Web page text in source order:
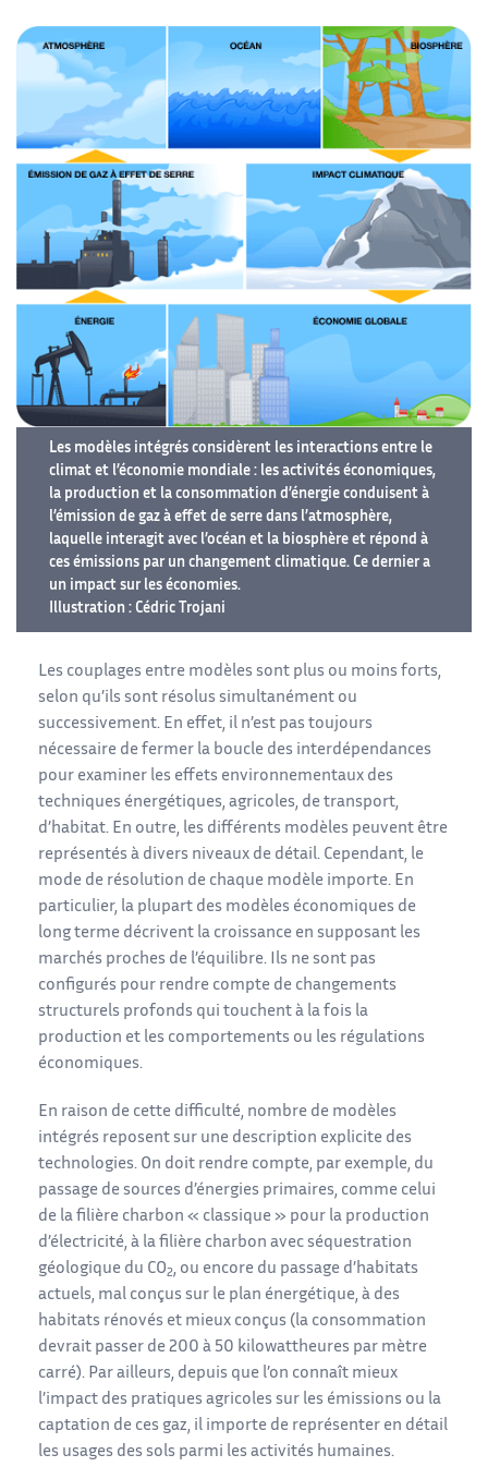
Les modèles intégrés considèrent les interactions entre le
climat et l’économie mondiale : les activités économiques,
la production et la consommation d’énergie conduisent à
l’émission de gaz à effet de serre dans l’atmosphère,
laquelle interagit avec l’océan et la biosphère et répond à
ces émissions par un changement climatique. Ce dernier a
un impact sur les économies.
Illustration : Cédric Trojani
Les couplages entre modèles sont plus ou moins forts,
selon qu’ils sont résolus simultanément ou
successivement. En effet, il n’est pas toujours
nécessaire de fermer la boucle des interdépendances
pour examiner les effets environnementaux des
techniques énergétiques, agricoles, de transport,
d’habitat. En outre, les différents modèles peuvent être
représentés à divers niveaux de détail. Cependant, le
mode de résolution de chaque modèle importe. En
particulier, la plupart des modèles économiques de
long terme décrivent la croissance en supposant les
marchés proches de l’équilibre. Ils ne sont pas
configurés pour rendre compte de changements
structurels profonds qui touchent à la fois la
production et les comportements ou les régulations
économiques.
En raison de cette difficulté, nombre de modèles
intégrés reposent sur une description explicite des
technologies. On doit rendre compte, par exemple, du
passage de sources d’énergies primaires, comme celui
de la filière charbon « classique » pour la production
d’électricité, à la filière charbon avec séquestration
géologique du CO2, ou encore du passage d’habitats
actuels, mal conçus sur le plan énergétique, à des
habitats rénovés et mieux conçus (la consommation
devrait passer de 200 à 50 kilowattheures par mètre
carré). Par ailleurs, depuis que l’on connaît mieux
l’impact des pratiques agricoles sur les émissions ou la
captation de ces gaz, il importe de représenter en détail
les usages des sols parmi les activités humaines.